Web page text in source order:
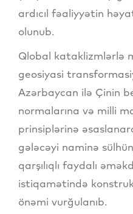
ardıcıl fəaliyyətin
olunub.
Qlobal kataklizmlərlə
geosiyasi
Azərbaycan ilə Çinin
normalarına və milli
prinsiplərinə
gələcəyi naminə
qarşılıqlı faydalı
istiqamətində
önəmi vurğulanıb.